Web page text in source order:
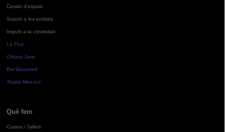
Cessió d'espais
Suport a les entitats
Impuls a la creativitat
La Pua
Oficina Jove
Bar Bocamoll
Teatre Mira-sol
Què fem
Cursos i Tallers